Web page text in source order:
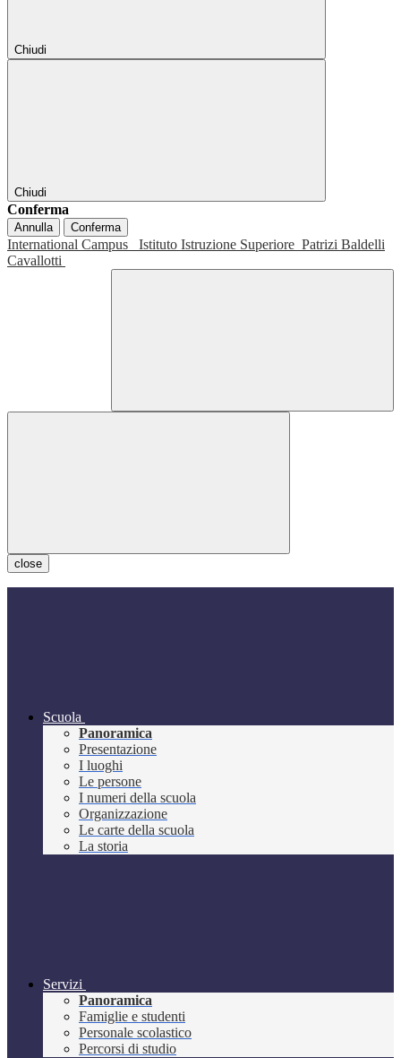
Chiudi
Chiudi
Conferma
Annulla Conferma
International Campus Istituto Istruzione Superiore Patrizi Baldelli
Cavallotti
close
Scuola
Panoramica
Presentazione
I luoghi
Le persone
I numeri della scuola
Organizzazione
Le carte della scuola
La storia
Servizi
Panoramica
Famiglie e studenti
Personale scolastico
Percorsi di studio